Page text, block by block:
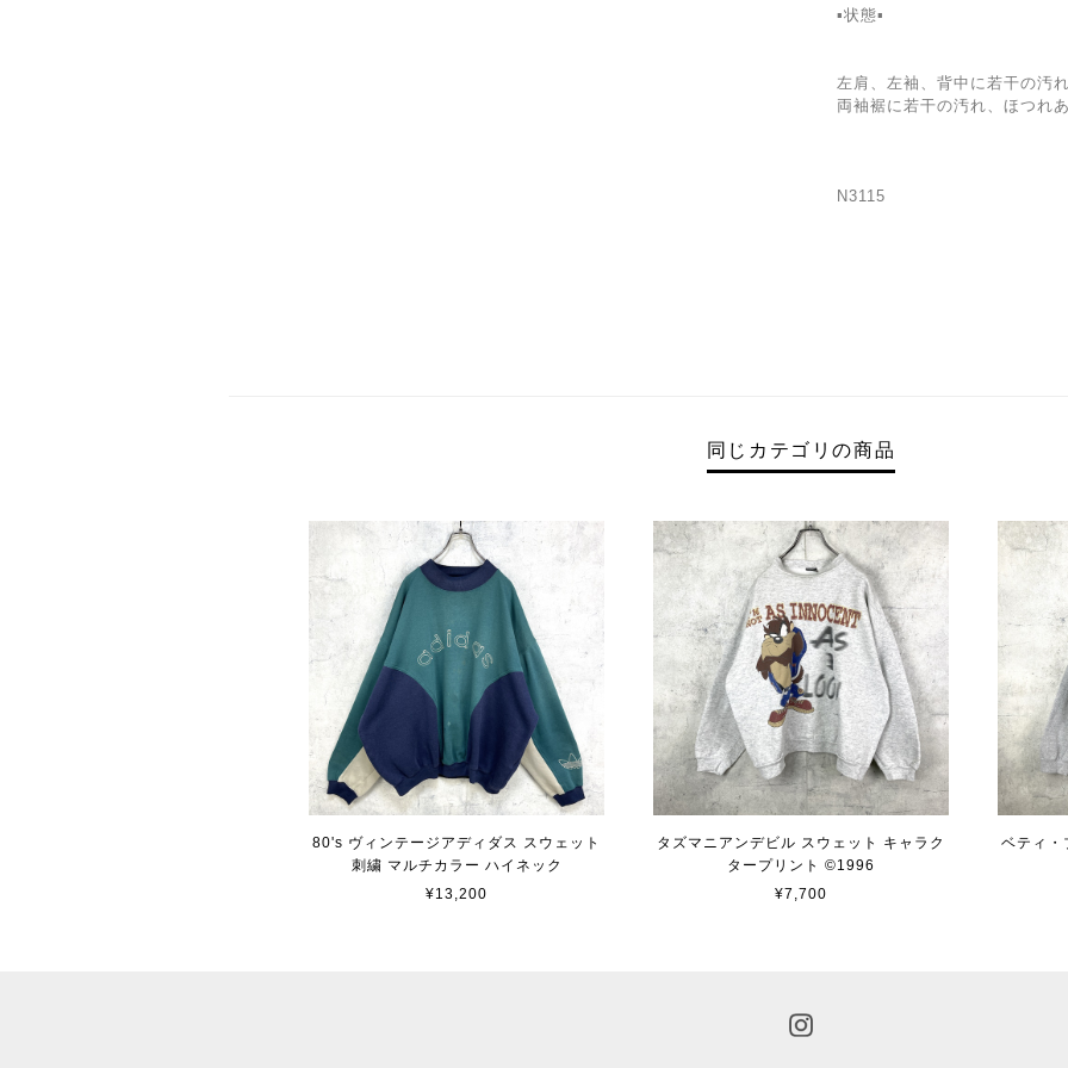
▪状態▪
左肩、左袖、背中に若干の汚
両袖裾に若干の汚れ、ほつれ
N3115
同じカテゴリの商品
80's ヴィンテージアディダス スウェット
刺繍 マルチカラー ハイネック
¥13,200
タズマニアンデビル スウェット キャラク
タープリント ©︎1996
¥7,700
ベティ・